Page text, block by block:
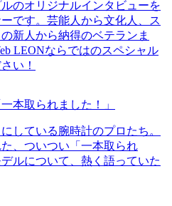
のオリジナルインタビューを
です。芸能人から文化人、ス
新人から納得のベテランま
LEONならではのスペシャル
い！
本取られました！」
している腕時計のプロたち。
、ついつい「一本取られ
ルについて、熱く語っていた